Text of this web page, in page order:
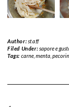
Author:staff
Filed Under:sapore e
Tags: carne, menta